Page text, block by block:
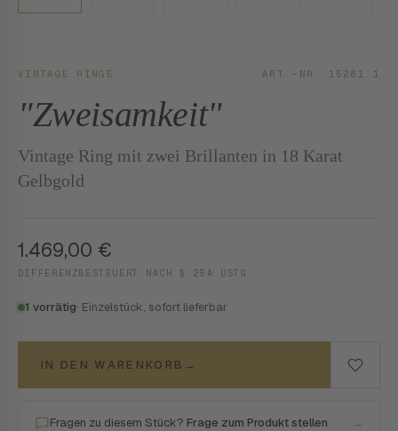
VINTAGE RINGE ART.-NR. 15281.1
"Zweisamkeit"
Vintage Ring mit zwei Brillanten in 18 Karat
Gelbgold
1.469,00 €
DIFFERENZBESTEUERT NACH § 25A USTG.
1 vorrätig· Einzelstück, sofort lieferbar
IN DEN WARENKORB →
Fragen zu diesem Stück? Frage zum Produkt stellen →